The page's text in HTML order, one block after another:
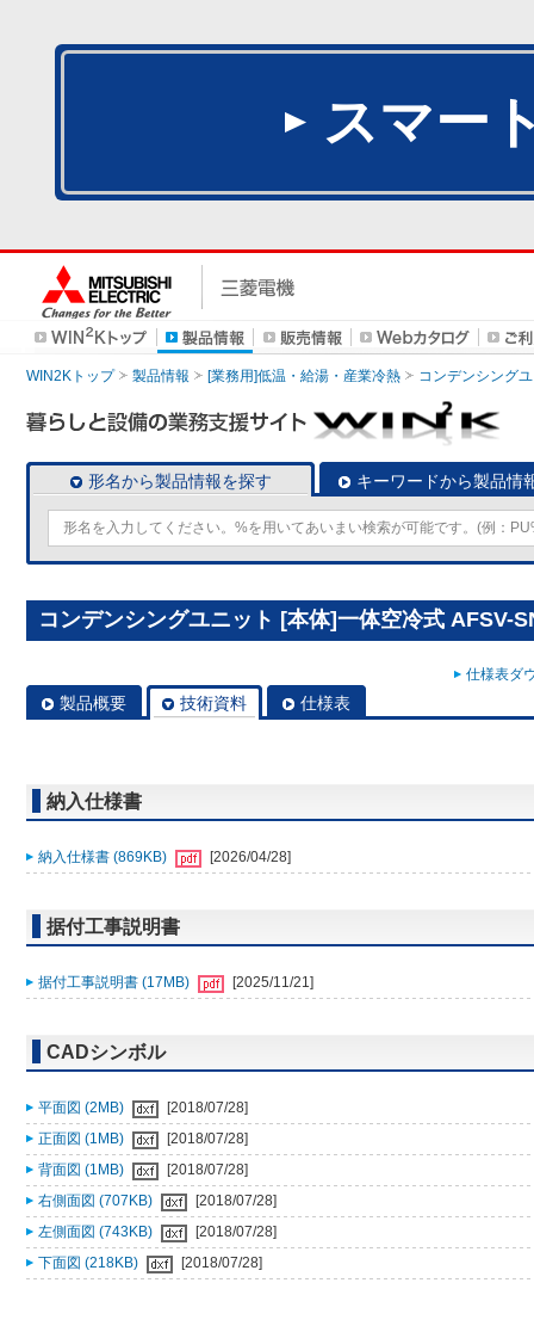
スマー
WIN2Kトップ 製品情報 [業務用]低温・給湯・産業冷熱 コンデンシング
形名から製品情報を探す キーワードから製品情
コンデンシングユニット [本体]一体空冷式 AFSV-
仕様表ダ
製品概要 技術資料 仕様表
納入仕様書
納入仕様書 (869KB) [2026/04/28]
据付工事説明書
据付工事説明書 (17MB) [2025/11/21]
CADシンボル
平面図 (2MB)
[2018/07/28]
正面図 (1MB)
[2018/07/28]
背面図 (1MB)
[2018/07/28]
右側面図 (707KB)
[2018/07/28]
左側面図 (743KB)
[2018/07/28]
下面図 (218KB)
[2018/07/28]